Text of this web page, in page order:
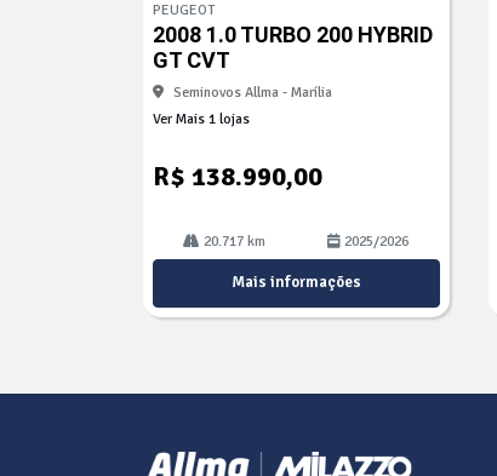
arti
lhe
PEUGEOT
2008 1.0 TURBO 200 HYBRID
GT CVT
Seminovos Allma - Marília
Ver Mais 1 lojas
R$ 138.990,00
20.717 km 2025/2026
Mais informações